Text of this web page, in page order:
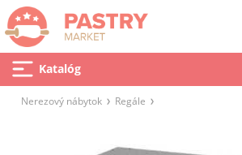
Katalóg
Nerezový nábytok Regále